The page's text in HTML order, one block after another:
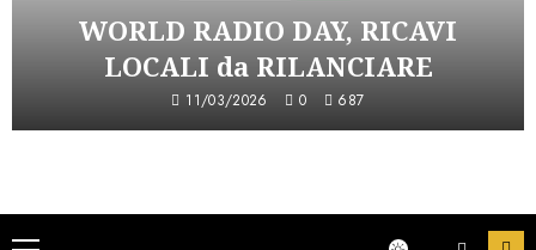
WORLD RADIO DAY, RICAVI
LOCALI da RILANCIARE
11/03/2026 0 687